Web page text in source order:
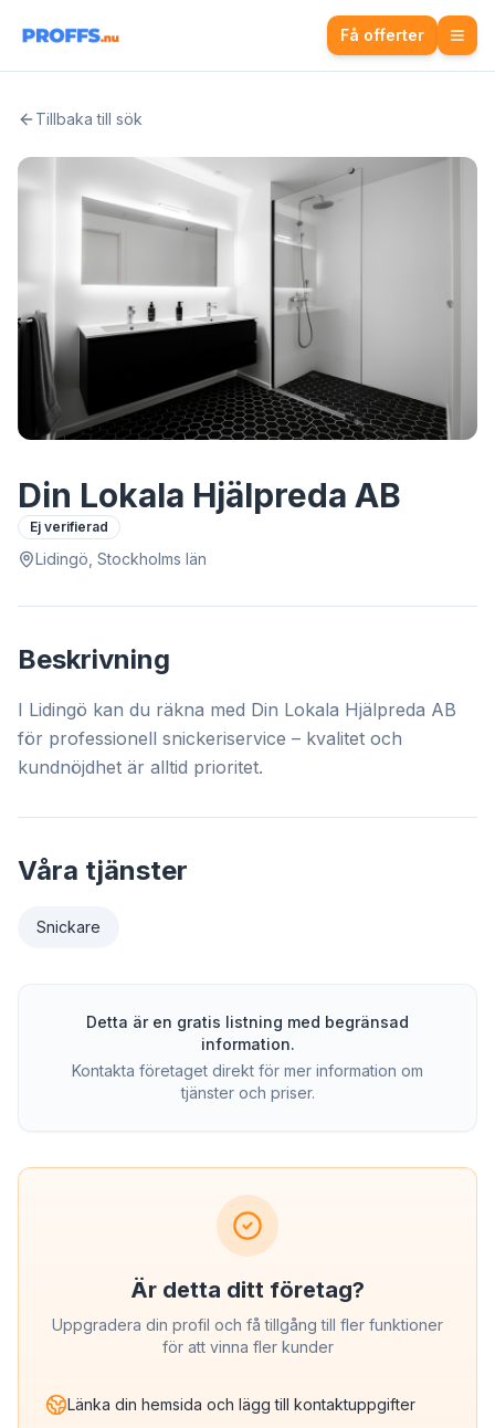
Få offerter
Tillbaka till sök
Din Lokala Hjälpreda AB
Ej verifierad
Lidingö, Stockholms län
Beskrivning
I Lidingö kan du räkna med Din Lokala Hjälpreda AB
för professionell snickeriservice – kvalitet och
kundnöjdhet är alltid prioritet.
Våra tjänster
Snickare
Detta är en gratis listning med begränsad
information.
Kontakta företaget direkt för mer information om
tjänster och priser.
Är detta ditt företag?
Uppgradera din profil och få tillgång till fler funktioner
för att vinna fler kunder
Länka din hemsida och lägg till kontaktuppgifter